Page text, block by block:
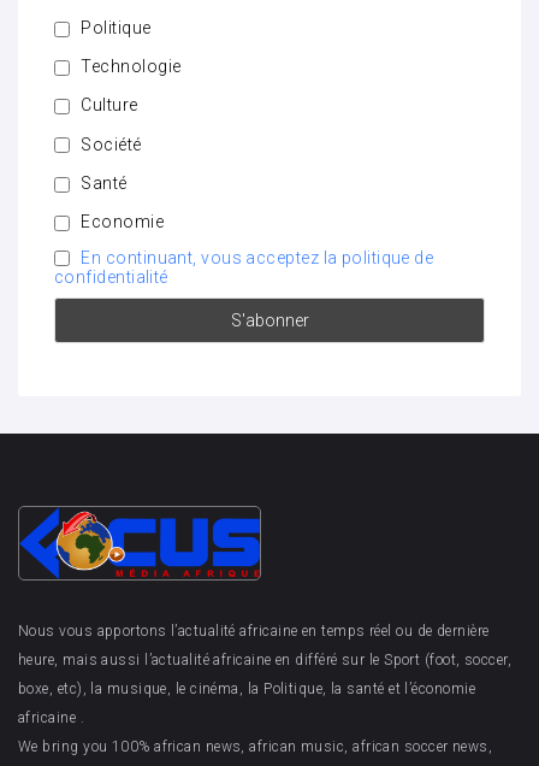
Politique
Technologie
Culture
Société
Santé
Economie
En continuant, vous acceptez la politique de
confidentialité
Nous vous apportons l’actualité africaine en temps réel ou de dernière
heure, mais aussi l’actualité africaine en différé sur le Sport (foot, soccer,
boxe, etc), la musique, le cinéma, la Politique, la santé et l’économie
africaine .
We bring you 100% african news, african music, african soccer news,